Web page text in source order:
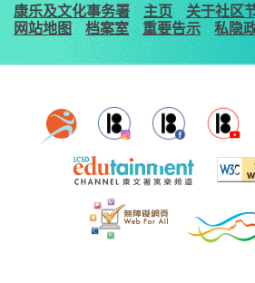
康乐及文化事务署 主页 关于社区
网站地图
档案室 重要告示 私隐